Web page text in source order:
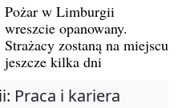
Pożar w Limburgii
wreszcie opanowany.
Strażacy zostaną na miejscu
jeszcze kilka dni
Praca i kariera